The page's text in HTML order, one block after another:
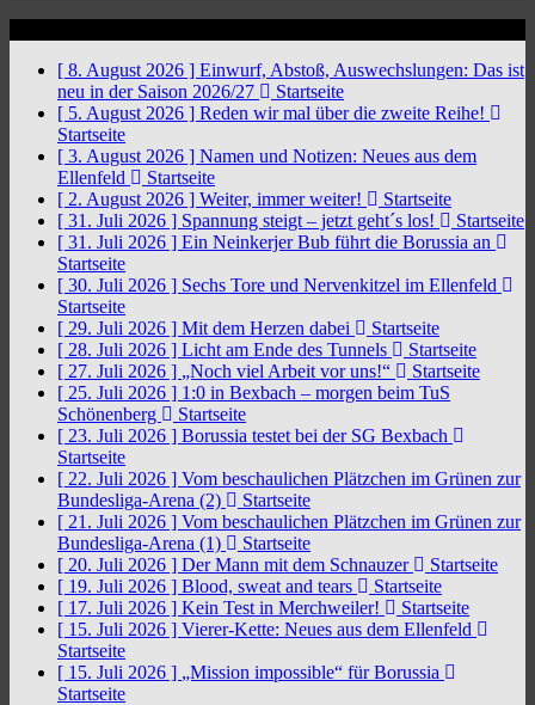
[ 8. August 2026 ] Einwurf, Abstoß, Auswechslungen: Das ist
neu in der Saison 2026/27
Startseite
[ 5. August 2026 ] Reden wir mal über die zweite Reihe!
Startseite
[ 3. August 2026 ] Namen und Notizen: Neues aus dem
Ellenfeld
Startseite
[ 2. August 2026 ] Weiter, immer weiter!
Startseite
[ 31. Juli 2026 ] Spannung steigt – jetzt geht´s los!
Startseite
[ 31. Juli 2026 ] Ein Neinkerjer Bub führt die Borussia an
Startseite
[ 30. Juli 2026 ] Sechs Tore und Nervenkitzel im Ellenfeld
Startseite
[ 29. Juli 2026 ] Mit dem Herzen dabei
Startseite
[ 28. Juli 2026 ] Licht am Ende des Tunnels
Startseite
[ 27. Juli 2026 ] „Noch viel Arbeit vor uns!“
Startseite
[ 25. Juli 2026 ] 1:0 in Bexbach – morgen beim TuS
Schönenberg
Startseite
[ 23. Juli 2026 ] Borussia testet bei der SG Bexbach
Startseite
[ 22. Juli 2026 ] Vom beschaulichen Plätzchen im Grünen zur
Bundesliga-Arena (2)
Startseite
[ 21. Juli 2026 ] Vom beschaulichen Plätzchen im Grünen zur
Bundesliga-Arena (1)
Startseite
[ 20. Juli 2026 ] Der Mann mit dem Schnauzer
Startseite
[ 19. Juli 2026 ] Blood, sweat and tears
Startseite
[ 17. Juli 2026 ] Kein Test in Merchweiler!
Startseite
[ 15. Juli 2026 ] Vierer-Kette: Neues aus dem Ellenfeld
Startseite
[ 15. Juli 2026 ] „Mission impossible“ für Borussia
Startseite